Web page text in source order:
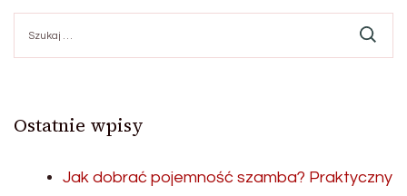
Ostatnie wpisy
Jak dobrać pojemność szamba? Praktyczny